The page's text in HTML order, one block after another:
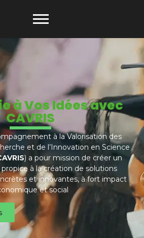
à Vos Idées avec
CAVRIS
à la Valorisation des
et de l’Innovation en Science
) a pour mission de créer un
à la création de solutions
et innovantes, à fort impact
et social